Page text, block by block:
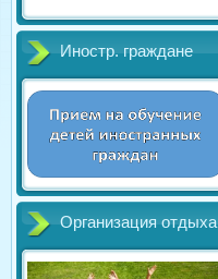
Иностр. граждане
Организация отдыха